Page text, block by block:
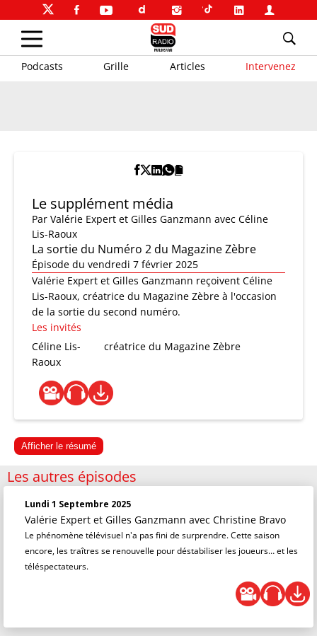
Podcasts Grille Articles Intervenez
Le supplément média
Par Valérie Expert et Gilles Ganzmann avec Céline
Lis-Raoux
La sortie du Numéro 2 du Magazine Zèbre
Épisode du vendredi 7 février 2025
Valérie Expert et Gilles Ganzmann reçoivent Céline
Lis-Raoux, créatrice du Magazine Zèbre à l'occasion
de la sortie du second numéro.
Les invités
Céline Lis-
Raoux
créatrice du Magazine Zèbre
Afficher le résumé
Les autres épisodes
Lundi 1 Septembre 2025
Valérie Expert et Gilles Ganzmann avec Christine Bravo
Le phénomène télévisuel n'a pas fini de surprendre. Cette saison
encore, les traîtres se renouvelle pour déstabiliser les joueurs… et les
téléspectateurs.